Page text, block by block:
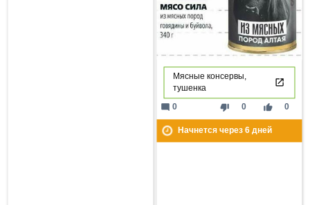
Мясные консервы,
тушенка
thumb_down 0 thumb_up 0
mode_comment 0
Начнется через 6дней